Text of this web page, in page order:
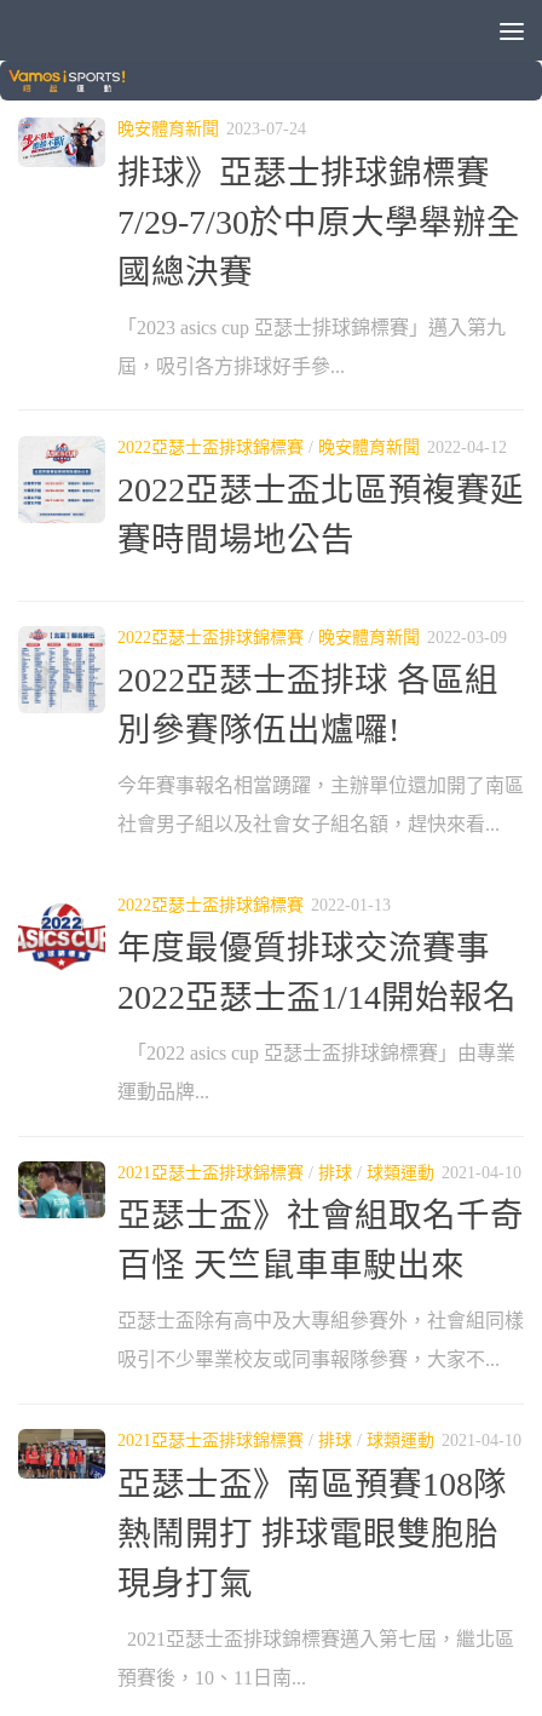
標籤：亞瑟士盃
晚安體育新聞 2023-07-24
排球》亞瑟士排球錦標賽
7/29-7/30於中原大學舉辦全
國總決賽
「2023 asics cup 亞瑟士排球錦標賽」邁入第九
屆，吸引各方排球好手參...
2022亞瑟士盃排球錦標賽 / 晚安體育新聞 2022-04-12
2022亞瑟士盃北區預複賽延
賽時間場地公告
2022亞瑟士盃排球錦標賽 / 晚安體育新聞 2022-03-09
2022亞瑟士盃排球 各區組
別參賽隊伍出爐囉!
今年賽事報名相當踴躍，主辦單位還加開了南區
社會男子組以及社會女子組名額，趕快來看...
2022亞瑟士盃排球錦標賽 2022-01-13
年度最優質排球交流賽事
2022亞瑟士盃1/14開始報名
「2022 asics cup 亞瑟士盃排球錦標賽」由專業
運動品牌...
2021亞瑟士盃排球錦標賽 / 排球 / 球類運動 2021-04-10
亞瑟士盃》社會組取名千奇
百怪 天竺鼠車車駛出來
亞瑟士盃除有高中及大專組參賽外，社會組同樣
吸引不少畢業校友或同事報隊參賽，大家不...
2021亞瑟士盃排球錦標賽 / 排球 / 球類運動 2021-04-10
亞瑟士盃》南區預賽108隊
熱鬧開打 排球電眼雙胞胎
現身打氣
2021亞瑟士盃排球錦標賽邁入第七屆，繼北區
預賽後，10、11日南...